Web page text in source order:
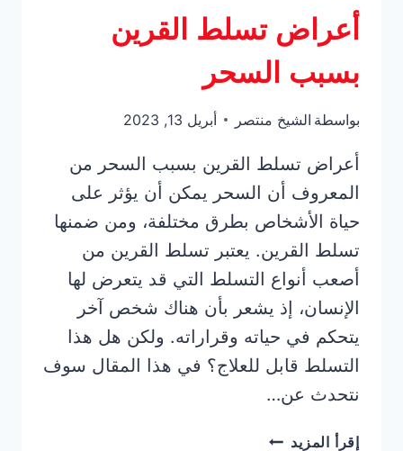
أعراض تسلط القرين
بسبب السحر
بواسطة الشيخ منتصر أبريل 13, 2023
أعراض تسلط القرين بسبب السحر من
المعروف أن السحر يمكن أن يؤثر على
حياة الأشخاص بطرق مختلفة، ومن ضمنها
تسلط القرين. يعتبر تسلط القرين من
أصعب أنواع التسلط التي قد يتعرض لها
الإنسان، إذ يشعر بأن هناك شخص آخر
يتحكم في حياته وقراراته. ولكن هل هذا
التسلط قابل للعلاج؟ في هذا المقال سوف
نتحدث عن…
إقرأ المزيد أعراض